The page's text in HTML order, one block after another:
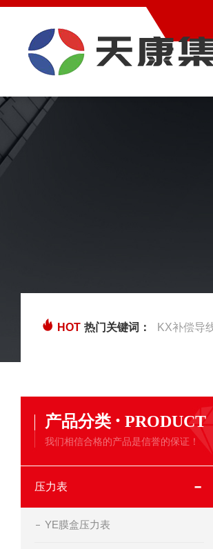
HOT 热门关键词： KX补偿导
产品分类 · PRODUCT
我们相信合格的产品是信誉的保证！
压力表
YE膜盒压力表